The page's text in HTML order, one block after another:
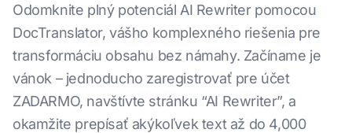
Odomknite plný potenciál AI Rewriter pomocou
DocTranslator, vášho komplexného riešenia pre
transformáciu obsahu bez námahy. Začíname je
vánok – jednoducho zaregistrovať pre účet
ZADARMO, navštívte stránku “AI Rewriter”, a
okamžite prepísať akýkoľvek text až do 4,000